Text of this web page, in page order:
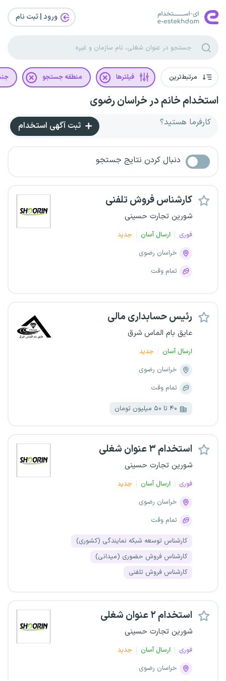
ورود | ثبت‌ نام
مرتبط‌ترین فیلترها منطقه جستجو
استخدام خانم در خراسان رضوی
کارفرما هستید؟ ثبت آگهی استخدام
دنبال کردن نتایج جستجو
کارشناس فروش تلفنی
شورین تجارت حسینی
فوری ارسال آسان
جدید
خراسان رضوی
تمام وقت
رئیس حسابداری مالی
عایق بام الماس شرق
ارسال آسان
جدید
خراسان رضوی
تمام وقت
۴۰ تا ۵۰ میلیون تومان
استخدام ۳ عنوان شغلی
شورین تجارت حسینی
فوری ارسال آسان
جدید
خراسان رضوی
تمام وقت
کارشناس توسعه شبکه نمایندگی (کشوری)
کارشناس فروش حضوری (میدانی)
کارشناس فروش تلفنی
استخدام ۲ عنوان شغلی
شورین تجارت حسینی
فوری ارسال آسان
جدید
خراسان رضوی